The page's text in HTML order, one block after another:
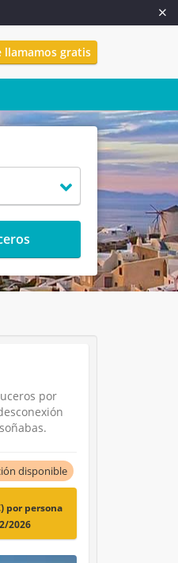
llamamos gratis
por
disponible
por persona
2026